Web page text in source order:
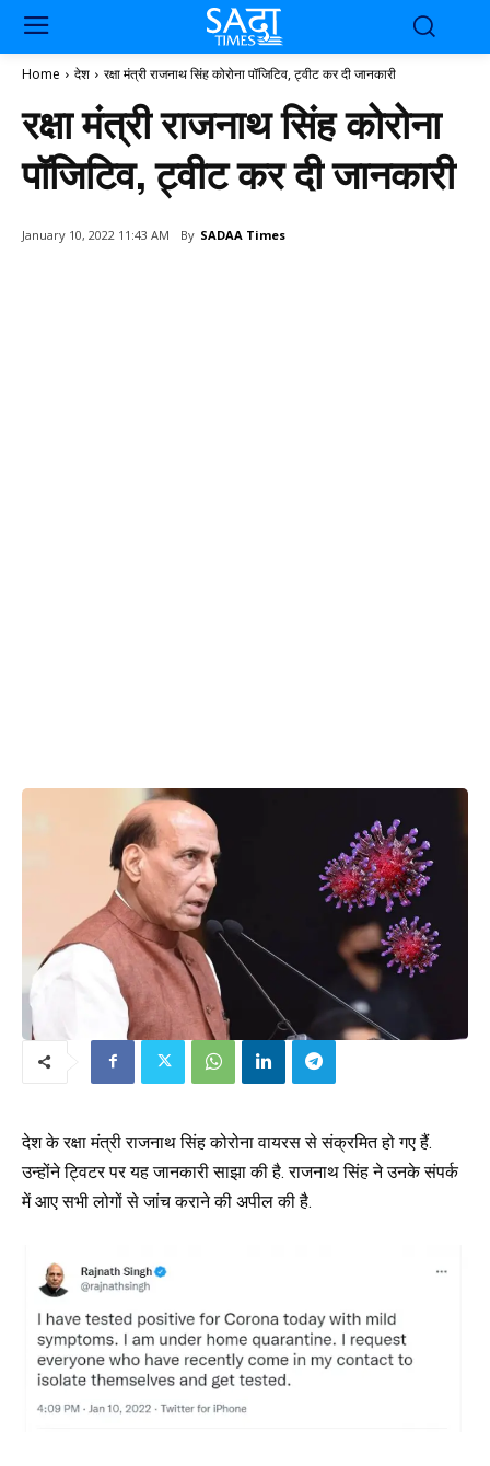
Home देश रक्षा मंत्री राजनाथ सिंह कोरोना पॉजिटिव, ट्वीट कर दी जानकारी
रक्षा मंत्री राजनाथ सिंह कोरोना
पॉजिटिव, ट्वीट कर दी जानकारी
January 10, 2022 11:43 AM By SADAA Times
देश के रक्षा मंत्री राजनाथ सिंह कोरोना वायरस से संक्रमित हो गए हैं.
उन्होंने ट्विटर पर यह जानकारी साझा की है. राजनाथ सिंह ने उनके संपर्क
में आए सभी लोगों से जांच कराने की अपील की है.